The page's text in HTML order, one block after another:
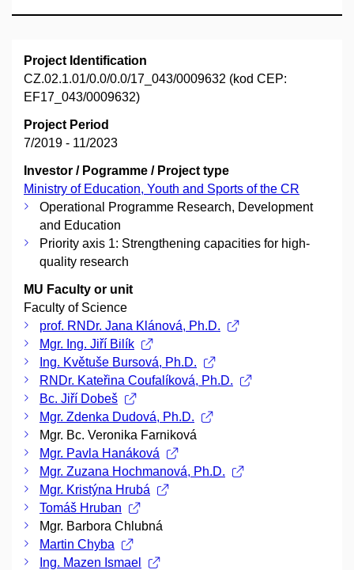
Project Identification
CZ.02.1.01/0.0/0.0/17_043/0009632 (kod CEP:
EF17_043/0009632)
Project Period
7/2019 - 11/2023
Investor / Pogramme / Project type
Ministry of Education, Youth and Sports of the CR
Operational Programme Research, Development
and Education
Priority axis 1: Strengthening capacities for high-
quality research
MU Faculty or unit
Faculty of Science
prof. RNDr. Jana Klánová, Ph.D.
Mgr. Ing. Jiří Bilík
Ing. Květuše Bursová, Ph.D.
RNDr. Kateřina Coufalíková, Ph.D.
Bc. Jiří Dobeš
Mgr. Zdenka Dudová, Ph.D.
Mgr. Bc. Veronika Farniková
Mgr. Pavla Hanáková
Mgr. Zuzana Hochmanová, Ph.D.
Mgr. Kristýna Hrubá
Tomáš Hruban
Mgr. Barbora Chlubná
Martin Chyba
Ing. Mazen Ismael